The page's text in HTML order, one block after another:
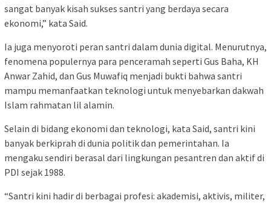
sangat banyak kisah sukses santri yang berdaya secara
ekonomi,” kata Said.
Ia juga menyoroti peran santri dalam dunia digital. Menurutnya,
fenomena populernya para penceramah seperti Gus Baha, KH
Anwar Zahid, dan Gus Muwafiq menjadi bukti bahwa santri
mampu memanfaatkan teknologi untuk menyebarkan dakwah
Islam rahmatan lil alamin.
Selain di bidang ekonomi dan teknologi, kata Said, santri kini
banyak berkiprah di dunia politik dan pemerintahan. Ia
mengaku sendiri berasal dari lingkungan pesantren dan aktif di
PDI sejak 1988.
“Santri kini hadir di berbagai profesi: akademisi, aktivis, militer,